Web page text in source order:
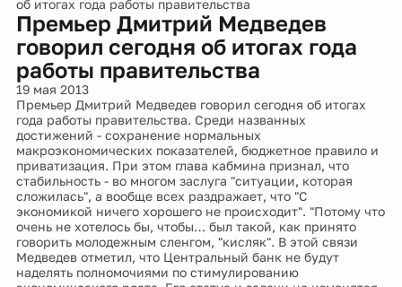
об итогах года работы правительства
Премьер Дмитрий Медведев
говорил сегодня об итогах года
работы правительства
19 мая 2013
Премьер Дмитрий Медведев говорил сегодня об итогах
года работы правительства. Среди названных
достижений - сохранение нормальных
макроэкономических показателей, бюджетное правило и
приватизация. При этом глава кабмина признал, что
стабильность - во многом заслуга "ситуации, которая
сложилась", а вообще всех раздражает, что "С
экономикой ничего хорошего не происходит". "Потому что
очень не хотелось бы, чтобы… был такой, как принято
говорить молодежным сленгом, "кисляк". В этой связи
Медведев отметил, что Центральный банк не будут
наделять полномочиями по стимулированию